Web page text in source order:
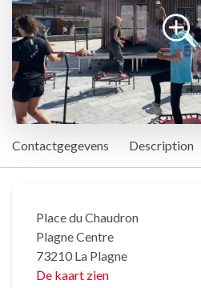
Contactgegevens Description
Place du Chaudron
Plagne Centre
73210 La Plagne
De kaart zien